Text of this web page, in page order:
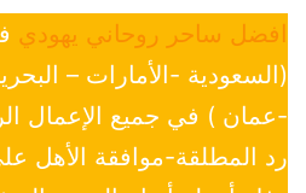
افضل ساحر روحاني يهودي
(السعودية -الأمارات –
-عمان ) في جميع الإعمال
رد المطلقة-موافقة الأهل